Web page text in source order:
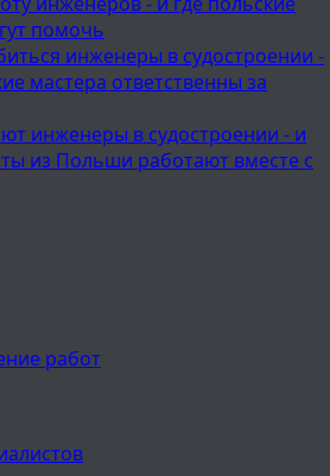
помочь
инженеры в судостроении -
мастера ответственны за
инженеры в судостроении - и
из Польши работают вместе с
работ